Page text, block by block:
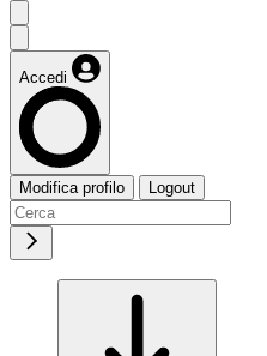
Accedi
Modifica profilo Logout